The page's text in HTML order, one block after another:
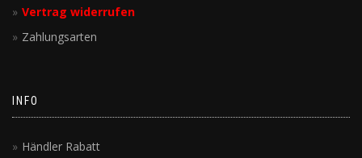
Vertrag widerrufen
Zahlungsarten
INFO
Händler Rabatt